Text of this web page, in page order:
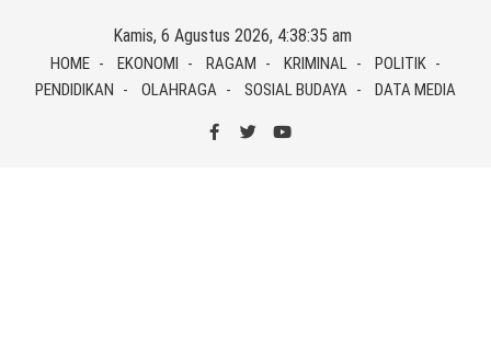
content
Kamis, 6 Agustus 2026, 4:38:35 am
HOME EKONOMI RAGAM KRIMINAL
POLITIK
PENDIDIKAN
OLAHRAGA SOSIAL BUDAYA DATA MEDIA